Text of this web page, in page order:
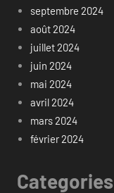
septembre 2024
août 2024
juillet 2024
juin 2024
mai 2024
avril 2024
mars 2024
février 2024
Categories